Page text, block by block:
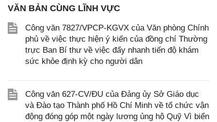
VĂN BẢN CÙNG LĨNH VỰC
Công văn 7827/VPCP-KGVX của Văn phòng Chính
phủ về việc thực hiện ý kiến của đồng chí Thường
trực Ban Bí thư về việc đẩy nhanh tiến độ khám
sức khỏe định kỳ cho người dân
Công văn 627-CV/ĐU của Đảng ủy Sở Giáo dục
và Đào tạo Thành phố Hồ Chí Minh về tổ chức vận
động đóng góp một ngày lương ủng hộ Quỹ Vì biển